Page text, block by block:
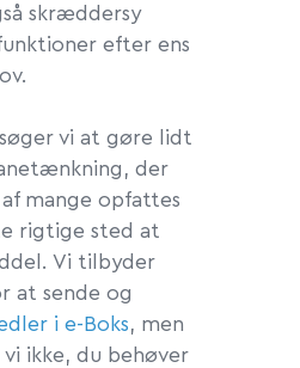
skræddersy
efter ens
vi at gøre lidt
der
mange opfattes
rigtige sted at
Vi tilbyder
at sende og
i e-Boks, men
ikke, du behøver